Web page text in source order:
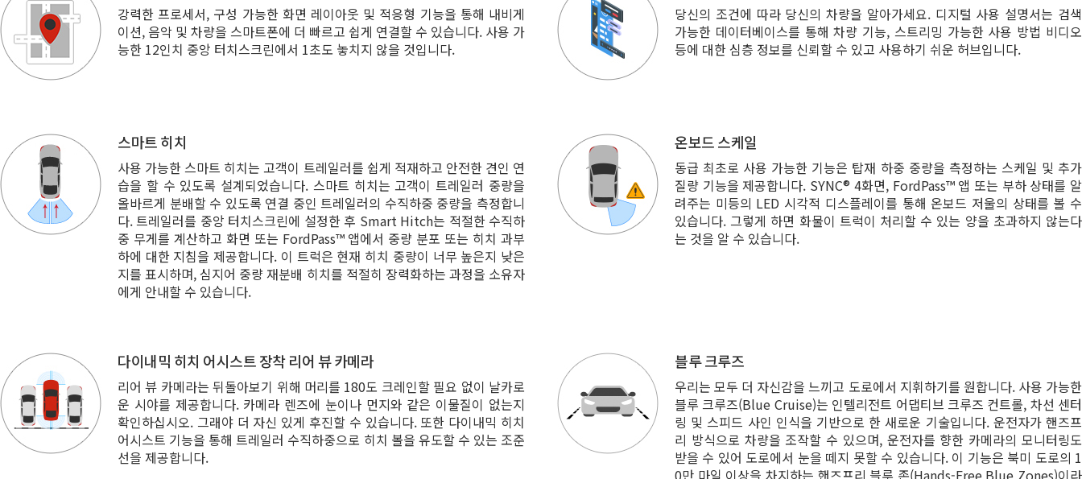
강력한 프로세서, 구성 가능한 화면 레이아웃 및 적응형 기능을 통해 내비게
이션, 음악 및 차량을 스마트폰에 더 빠르고 쉽게 연결할 수 있습니다. 사용 가
능한 12인치 중앙 터치스크린에서 1초도 놓치지 않을 것입니다.
당신의 조건에 따라 당신의 차량을 알아가세요. 디지털 사용 설명서는 검색
가능한 데이터베이스를 통해 차량 기능, 스트리밍 가능한 사용 방법 비디오
등에 대한 심층 정보를 신뢰할 수 있고 사용하기 쉬운 허브입니다.
스마트 히치
사용 가능한 스마트 히치는 고객이 트레일러를 쉽게 적재하고 안전한 견인 연
습을 할 수 있도록 설계되었습니다. 스마트 히치는 고객이 트레일러 중량을
올바르게 분배할 수 있도록 연결 중인 트레일러의 수직하중 중량을 측정합니
다. 트레일러를 중앙 터치스크린에 설정한 후 Smart Hitch는 적절한 수직하
중 무게를 계산하고 화면 또는 FordPass™ 앱에서 중량 분포 또는 히치 과부
하에 대한 지침을 제공합니다. 이 트럭은 현재 히치 중량이 너무 높은지 낮은
지를 표시하며, 심지어 중량 재분배 히치를 적절히 장력화하는 과정을 소유자
에게 안내할 수 있습니다.
온보드 스케일
동급 최초로 사용 가능한 기능은 탑재 하중 중량을 측정하는 스케일 및 추가
질량 기능을 제공합니다. SYNC® 4화면, FordPass™ 앱 또는 부하 상태를 알
려주는 미등의 LED 시각적 디스플레이를 통해 온보드 저울의 상태를 볼 수
있습니다. 그렇게 하면 화물이 트럭이 처리할 수 있는 양을 초과하지 않는다
는 것을 알 수 있습니다.
다이내믹 히치 어시스트 장착 리어 뷰 카메라
리어 뷰 카메라는 뒤돌아보기 위해 머리를 180도 크레인할 필요 없이 날카로
운 시야를 제공합니다. 카메라 렌즈에 눈이나 먼지와 같은 이물질이 없는지
확인하십시오. 그래야 더 자신 있게 후진할 수 있습니다. 또한 다이내믹 히치
어시스트 기능을 통해 트레일러 수직하중으로 히치 볼을 유도할 수 있는 조준
선을 제공합니다.
블루 크루즈
우리는 모두 더 자신감을 느끼고 도로에서 지휘하기를 원합니다. 사용 가능한
블루 크루즈(Blue Cruise)는 인텔리전트 어댑티브 크루즈 컨트롤, 차선 센터
링 및 스피드 사인 인식을 기반으로 한 새로운 기술입니다. 운전자가 핸즈프
리 방식으로 차량을 조작할 수 있으며, 운전자를 향한 카메라의 모니터링도
받을 수 있어 도로에서 눈을 떼지 못할 수 있습니다. 이 기능은 북미 도로의 1